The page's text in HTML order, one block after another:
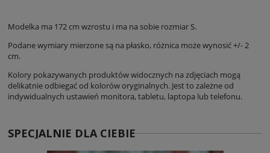
Modelka ma 172 cm wzrostu i ma na sobie rozmiar S.
Podane wymiary mierzone są na płasko, różnica może wynosić +/- 2
cm.
Kolory pokazywanych produktów widocznych na zdjęciach mogą
delikatnie odbiegać od kolorów oryginalnych. Jest to zależne od
indywidualnych ustawień monitora, tabletu, laptopa lub telefonu.